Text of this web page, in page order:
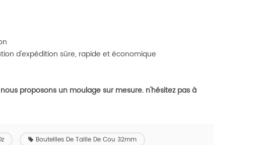
d'expédition sûre, rapide et économique
proposons un moulage sur mesure. n'hésitez pas à
Bouteilles De Taille De Cou 32mm